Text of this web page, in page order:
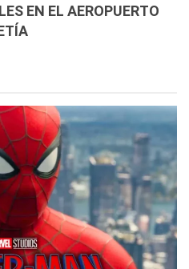
EN EL AEROPUERTO